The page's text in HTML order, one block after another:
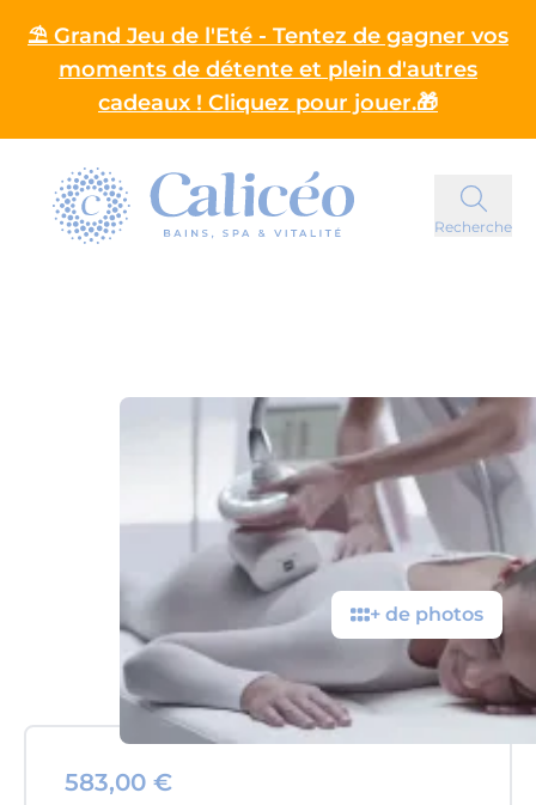
⛱️ Grand Jeu de l'Eté - Tentez de gagner vos
moments de détente et plein d'autres
cadeaux ! Cliquez pour jouer.🎁
Homepage Recherche
+ de photos
583,00 €